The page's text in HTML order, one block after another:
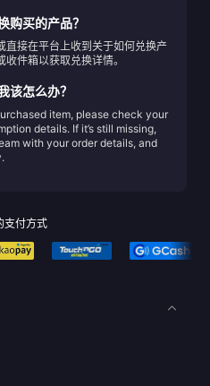
购买的产品？
直接在平台上收到关于如何兑换产
件箱以获取兑换详情。
该怎么办？
item, please check your
details. If it’s still missing,
with your order details, and
支付方式